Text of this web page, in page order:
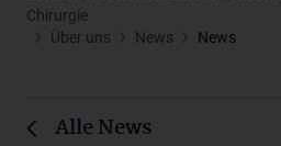
Chirurgie
Über uns
News News
Alle News